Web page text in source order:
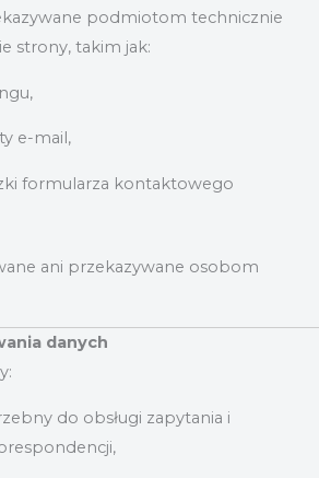
podmiotom technicznie
strony, takim jak:
e-mail,
formularza kontaktowego
ani przekazywane osobom
danych
do obsługi zapytania i